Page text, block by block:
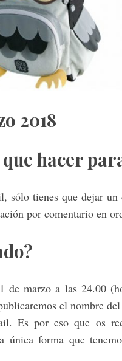
2018
que hacer
sólo tienes que dejar
por comentario en
de marzo a las 24.00
el nombre
Es por eso que os
única forma que